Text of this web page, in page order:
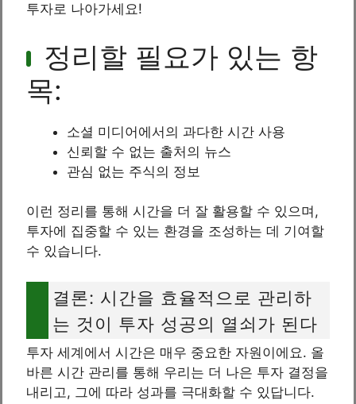
투자로 나아가세요!
정리할 필요가 있는 항
목:
소셜 미디어에서의 과다한 시간 사용
신뢰할 수 없는 출처의 뉴스
관심 없는 주식의 정보
이런 정리를 통해 시간을 더 잘 활용할 수 있으며,
투자에 집중할 수 있는 환경을 조성하는 데 기여할
수 있습니다.
결론: 시간을 효율적으로 관리하
는 것이 투자 성공의 열쇠가 된다
투자 세계에서 시간은 매우 중요한 자원이에요. 올
바른 시간 관리를 통해 우리는 더 나은 투자 결정을
내리고, 그에 따라 성과를 극대화할 수 있답니다.